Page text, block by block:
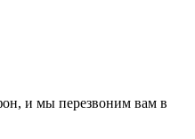
и мы перезвоним вам в